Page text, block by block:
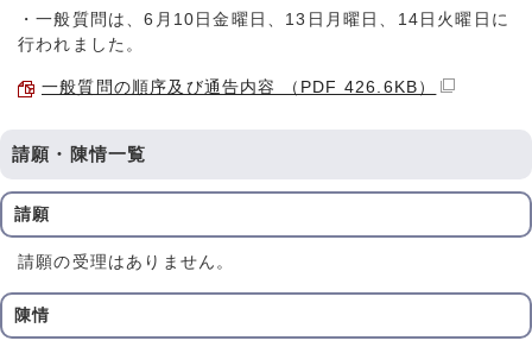
・一般質問は、6月10日金曜日、13日月曜日、14日火曜日に
行われました。
一般質問の順序及び通告内容 （PDF 426.6KB）
請願・陳情一覧
請願
請願の受理はありません。
陳情